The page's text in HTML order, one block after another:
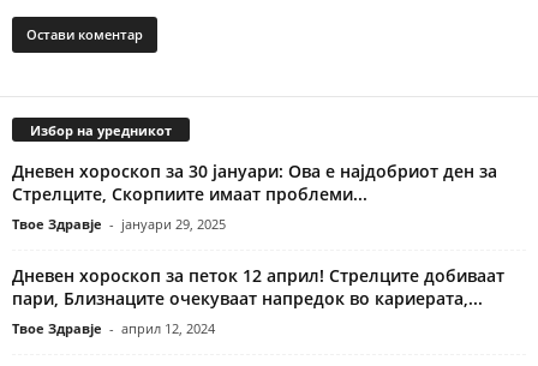
Избор на уредникот
Дневен хороскоп за 30 јануари: Ова е најдобриот ден за
Стрелците, Скорпиите имаат проблеми...
Твое Здравје - јануари 29, 2025
Дневен хороскоп за петок 12 април! Стрелците добиваат
пари, Близнаците очекуваат напредок во кариерата,...
Твое Здравје - април 12, 2024